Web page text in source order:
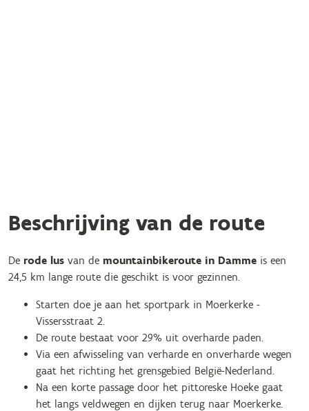
Beschrijving van de route
De rode lus van de mountainbikeroute in Damme is een
24,5 km lange route die geschikt is voor gezinnen.
Starten doe je aan het sportpark in Moerkerke -
Vissersstraat 2.
De route bestaat voor 29% uit overharde paden.
Via een afwisseling van verharde en onverharde wegen
gaat het richting het grensgebied België-Nederland.
Na een korte passage door het pittoreske Hoeke gaat
het langs veldwegen en dijken terug naar Moerkerke.